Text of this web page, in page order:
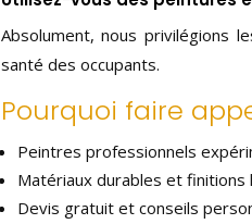
Absolument, nous privilégions
santé des occupants.
Pourquoi faire
Peintres professionnels
Matériaux durables et finitions
Devis gratuit et conseils